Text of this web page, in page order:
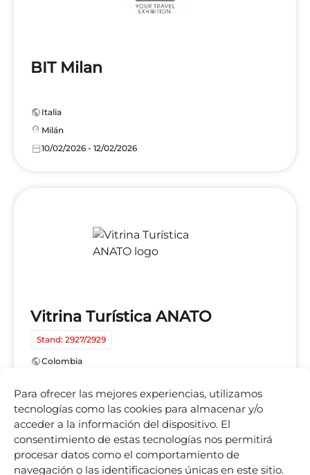
Para ofrecer las mejores experiencias, utilizamos
tecnologías como las cookies para almacenar y/o
acceder a la información del dispositivo. El
consentimiento de estas tecnologías nos permitirá
procesar datos como el comportamiento de
navegación o las identificaciones únicas en este sitio.
BIT Milan
public Italia
location_on Milán
calendar_today10/02/2026 - 12/02/2026
Vitrina Turística ANATO
Stand: 2927/2929
publicColombia
calendar_today25/02/2026 - 27/02/2026